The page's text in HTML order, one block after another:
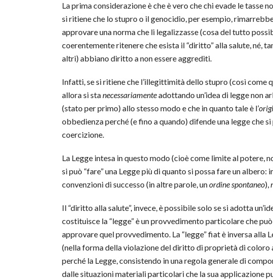
La prima considerazione è che è vero che chi evade le tasse
si ritiene che lo stupro o il genocidio, per esempio,
approvare una norma che li legalizzasse (cosa del tutto
coerentemente ritenere che esista il “diritto” alla salute, né,
altri) abbiano diritto a non essere aggrediti.
Infatti, se si ritiene che l’illegittimità dello stupro (così
allora si stanecessariamenteadottando un’idea di legge non
(stato per primo) allo stesso modo e che in quanto tale è l’
obbedienza perché (e fino a quando) difende una legge che
coercizione.
La Legge intesa in questo modo (cioè come limite al potere,
si può “fare” una Legge più di quanto si possa fare un
convenzioni di successo (in altre parole, unordine spontaneo),
Il “diritto alla salute”, invece, è possibile solo se si adotta
costituisce la “legge” è un provvedimento particolare che
approvare quel provvedimento. La “legge” fiat è inversa alla
(nella forma della violazione del diritto di proprietà di coloro
perché la Legge, consistendo in una regola generale di
dalle situazioni materiali particolari che la sua applicazione